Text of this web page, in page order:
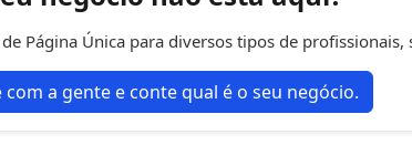
Página Única para diversos tipos de profissionais,
com a gente e conte qual é o seu negócio.